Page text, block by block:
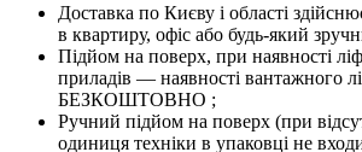
Доставка по Києву і області
в квартиру, офіс або будь-який
Підйом на поверх, при наявності
приладів — наявності вантажного
БЕЗКОШТОВНО ;
Ручний підйом на поверх (при
одиниця техніки в упаковці не